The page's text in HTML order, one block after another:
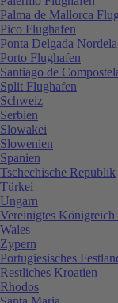
Palma de Mallorca
Pico Flughafen
Ponta Delgada
Porto Flughafen
Santiago de
Split Flughafen
Schweiz
Serbien
Slowakei
Slowenien
Spanien
Tschechische Republik
Türkei
Ungarn
Vereinigtes
Wales
Zypern
Portugiesisches
Restliches Kroatien
Rhodos